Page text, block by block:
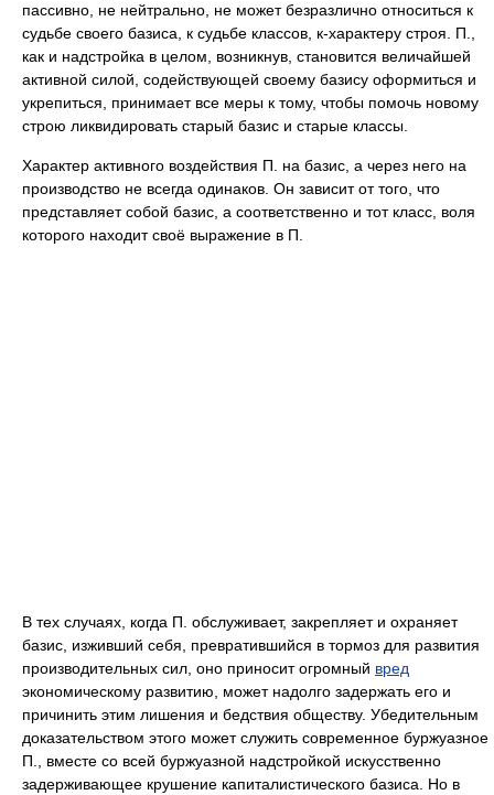
пассивно, не нейтрально, не может безразлично относиться к
судьбе своего базиса, к судьбе классов, к-характеру строя. П.,
как и надстройка в целом, возникнув, становится величайшей
активной силой, содействующей своему базису оформиться и
укрепиться, принимает все меры к тому, чтобы помочь новому
строю ликвидировать старый базис и старые классы.
Характер активного воздействия П. на базис, а через него на
производство не всегда одинаков. Он зависит от того, что
представляет собой базис, а соответственно и тот класс, воля
которого находит своё выражение в П.
В тех случаях, когда П. обслуживает, закрепляет и охраняет
базис, изживший себя, превратившийся в тормоз для развития
производительных сил, оно приносит огромный вред
экономическому развитию, может надолго задержать его и
причинить этим лишения и бедствия обществу. Убедительным
доказательством этого может служить современное буржуазное
П., вместе со всей буржуазной надстройкой искусственно
задерживающее крушение капиталистического базиса. Но в